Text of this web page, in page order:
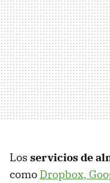
Los servicios de
como Dropbox,